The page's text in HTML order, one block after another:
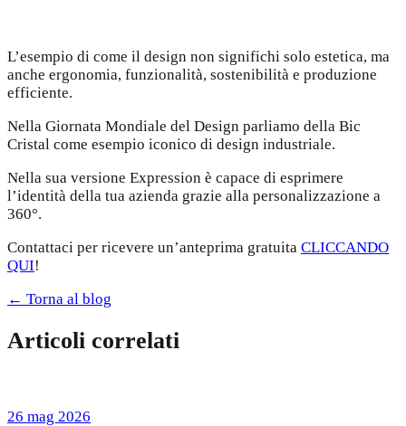
L’esempio di come il design non significhi solo estetica, ma
anche ergonomia, funzionalità, sostenibilità e produzione
efficiente.
Nella Giornata Mondiale del Design parliamo della Bic
Cristal come esempio iconico di design industriale.
Nella sua versione Expression è capace di esprimere
l’identità della tua azienda grazie alla personalizzazione a
360°.
Contattaci per ricevere un’anteprima gratuita CLICCANDO
QUI!
← Torna al blog
Articoli correlati
26 mag 2026